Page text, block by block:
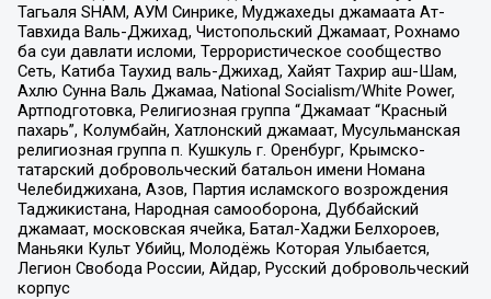
Тагьаля SHAM, АУМ Синрике, Муджахеды джамаата Ат-
Тавхида Валь-Джихад, Чистопольский Джамаат, Рохнамо
ба суи давлати исломи, Террористическое сообщество
Сеть, Катиба Таухид валь-Джихад, Хайят Тахрир аш-Шам,
Ахлю Сунна Валь Джамаа, National Socialism/White Power,
Артподготовка, Религиозная группа “Джамаат “Красный
пахарь”, Колумбайн, Хатлонский джамаат, Мусульманская
религиозная группа п. Кушкуль г. Оренбург, Крымско-
татарский добровольческий батальон имени Номана
Челебиджихана, Азов, Партия исламского возрождения
Таджикистана, Народная самооборона, Дуббайский
джамаат, московская ячейка, Батал-Хаджи Белхороев,
Маньяки Культ Убийц, Молодёжь Которая Улыбается,
Легион Свобода России, Айдар, Русский добровольческий
корпус